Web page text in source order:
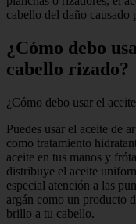
cabello del daño causado
¿Cómo debo
cabello rizado?
¿Cómo debo usar el
Puedes usar el aceite de
como tratamiento
aceite en tus manos y
distribuye el aceite
especial atención a las
argán como un producto
brillo a tu cabello.